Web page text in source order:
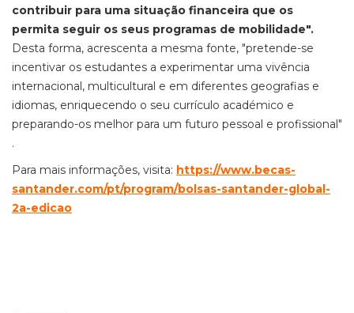
contribuir para uma situação financeira que os
permita seguir os seus programas de mobilidade".
Desta forma, acrescenta a mesma fonte, "pretende-se
incentivar os estudantes a experimentar uma vivência
internacional, multicultural e em diferentes geografias e
idiomas, enriquecendo o seu currículo académico e
preparando-os melhor para um futuro pessoal e profissional"
.
Para mais informações, visita: https://www.becas-
santander.com/pt/program/bolsas-santander-global-
2a-edicao